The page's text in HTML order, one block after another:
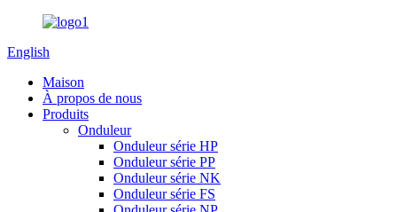
English
Maison
À propos de nous
Produits
Onduleur
Onduleur série HP
Onduleur série PP
Onduleur série NK
Onduleur série FS